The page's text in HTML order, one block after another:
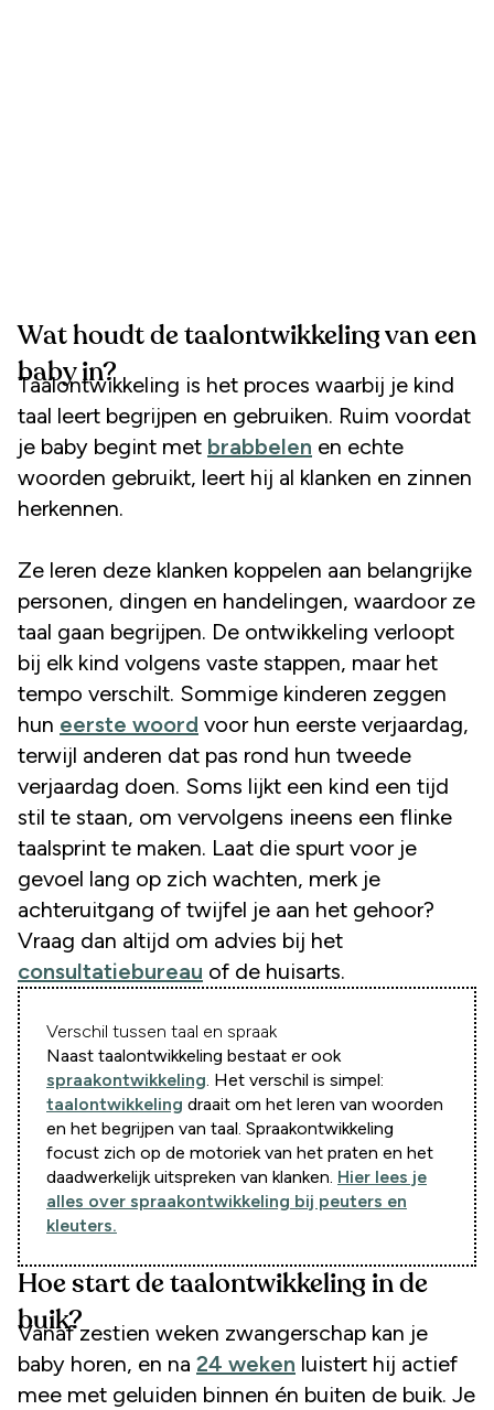
Wat houdt de taalontwikkeling van een
baby in?
Taalontwikkeling is het proces waarbij je kind
taal leert begrijpen en gebruiken. Ruim voordat
je baby begint met brabbelen en echte
woorden gebruikt, leert hij al klanken en zinnen
herkennen.
Ze leren deze klanken koppelen aan belangrijke
personen, dingen en handelingen, waardoor ze
taal gaan begrijpen. De ontwikkeling verloopt
bij elk kind volgens vaste stappen, maar het
tempo verschilt. Sommige kinderen zeggen
hun eerste woord voor hun eerste verjaardag,
terwijl anderen dat pas rond hun tweede
verjaardag doen. Soms lijkt een kind een tijd
stil te staan, om vervolgens ineens een flinke
taalsprint te maken. Laat die spurt voor je
gevoel lang op zich wachten, merk je
achteruitgang of twijfel je aan het gehoor?
Vraag dan altijd om advies bij het
consultatiebureau of de huisarts.
Verschil tussen taal en spraak
Naast taalontwikkeling bestaat er ook
spraakontwikkeling . Het verschil is simpel:
taalontwikkeling draait om het leren van woorden
en het begrijpen van taal. Spraakontwikkeling
focust zich op de motoriek van het praten en het
daadwerkelijk uitspreken van klanken. Hier lees je
alles over spraakontwikkeling bij peuters en
kleuters.
Hoe start de taalontwikkeling in de
buik?
Vanaf zestien weken zwangerschap kan je
baby horen, en na 24 weken luistert hij actief
mee met geluiden binnen én buiten de buik. Je